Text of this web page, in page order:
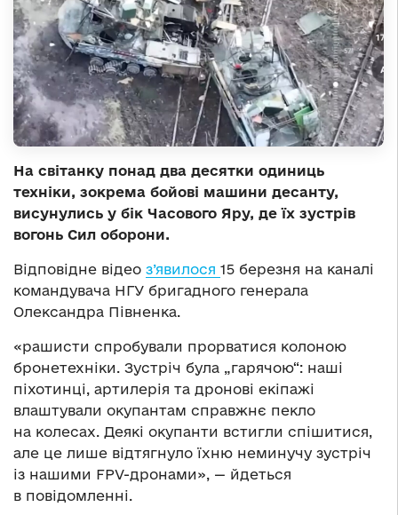
На світанку понад два десятки одиниць
техніки, зокрема бойові машини десанту,
висунулись у бік Часового Яру, де їх зустрів
вогонь Сил оборони.
Відповідне відео з’явилося 15 березня на каналі
командувача НГУ бригадного генерала
Олександра Півненка.
«рашисти спробували прорватися колоною
бронетехніки. Зустріч була „гарячою“: наші
піхотинці, артилерія та дронові екіпажі
влаштували окупантам справжнє пекло
на колесах. Деякі окупанти встигли спішитися,
але це лише відтягнуло їхню неминучу зустріч
із нашими FPV-дронами», — йдеться
в повідомленні.